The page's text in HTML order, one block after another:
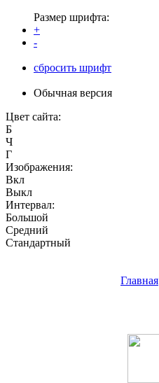
Размер шрифта:
+
-
сбросить шрифт
Обычная версия
Цвет сайта:
Б
Ч
Г
Изображения:
Вкл
Выкл
Интервал:
Большой
Средний
Стандартный
Главная